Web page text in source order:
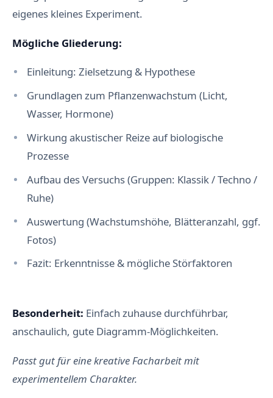
eigenes kleines Experiment.
Mögliche Gliederung:
Einleitung: Zielsetzung & Hypothese
Grundlagen zum Pflanzenwachstum (Licht,
Wasser, Hormone)
Wirkung akustischer Reize auf biologische
Prozesse
Aufbau des Versuchs (Gruppen: Klassik / Techno /
Ruhe)
Auswertung (Wachstumshöhe, Blätteranzahl, ggf.
Fotos)
Fazit: Erkenntnisse & mögliche Störfaktoren
Besonderheit: Einfach zuhause durchführbar,
anschaulich, gute Diagramm-Möglichkeiten.
Passt gut für eine kreative Facharbeit mit
experimentellem Charakter.